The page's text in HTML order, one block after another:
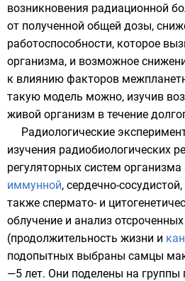
возникновения радиационной
от полученной общей дозы,
работоспособности, которое
организма, и возможное
к влиянию факторов
такую модель можно, изучив
живой организм в течение
Радиологические
изучения радиобиологических
регуляторных систем организма
иммунной, сердечно-сосудистой,
также спермато- и
облучение и анализ
(продолжительность жизни и
подопытных выбраны самцы
—5 лет. Они поделены на группы